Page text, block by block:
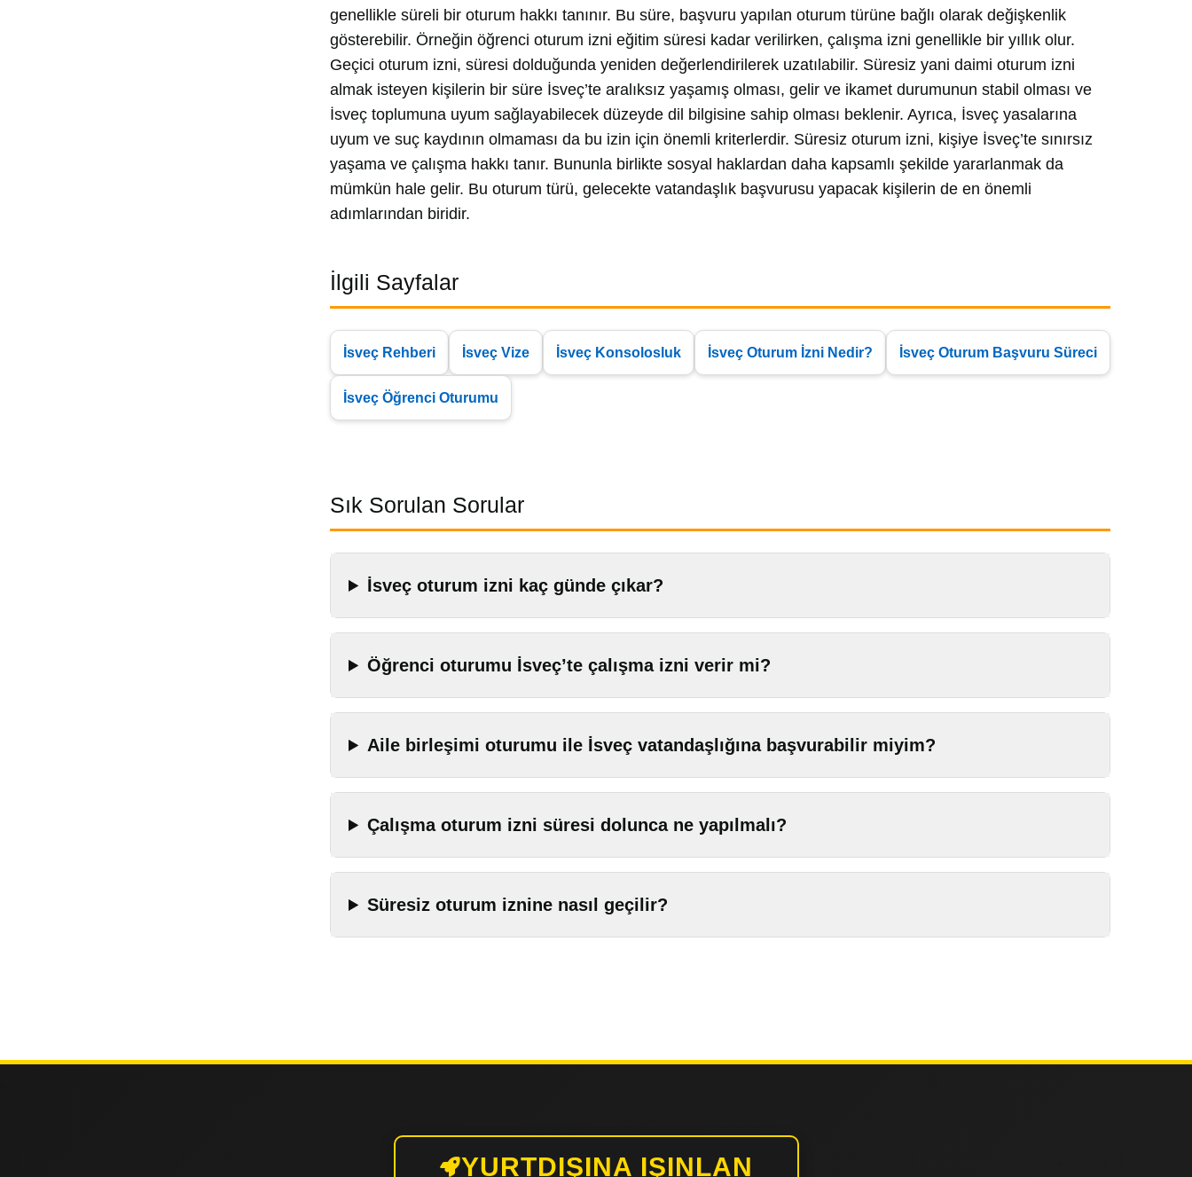
genellikle süreli bir oturum hakkı tanınır. Bu süre, başvuru yapılan oturum türüne bağlı olarak değişkenlik
gösterebilir. Örneğin öğrenci oturum izni eğitim süresi kadar verilirken, çalışma izni genellikle bir yıllık olur.
Geçici oturum izni, süresi dolduğunda yeniden değerlendirilerek uzatılabilir. Süresiz yani daimi oturum izni
almak isteyen kişilerin bir süre İsveç’te aralıksız yaşamış olması, gelir ve ikamet durumunun stabil olması ve
İsveç toplumuna uyum sağlayabilecek düzeyde dil bilgisine sahip olması beklenir. Ayrıca, İsveç yasalarına
uyum ve suç kaydının olmaması da bu izin için önemli kriterlerdir. Süresiz oturum izni, kişiye İsveç’te sınırsız
yaşama ve çalışma hakkı tanır. Bununla birlikte sosyal haklardan daha kapsamlı şekilde yararlanmak da
mümkün hale gelir. Bu oturum türü, gelecekte vatandaşlık başvurusu yapacak kişilerin de en önemli
adımlarından biridir.
İlgili Sayfalar
İsveç Rehberi İsveç Vize İsveç Konsolosluk İsveç Oturum İzni Nedir? İsveç Oturum Başvuru Süreci
İsveç Öğrenci Oturumu
Sık Sorulan Sorular
İsveç oturum izni kaç günde çıkar?
Öğrenci oturumu İsveç’te çalışma izni verir mi?
Aile birleşimi oturumu ile İsveç vatandaşlığına başvurabilir miyim?
Çalışma oturum izni süresi dolunca ne yapılmalı?
Süresiz oturum iznine nasıl geçilir?
YURTDIŞINA IŞINLAN